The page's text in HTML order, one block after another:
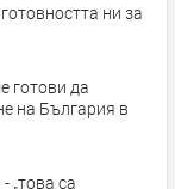
ни за
готови да
на България в
„това са